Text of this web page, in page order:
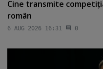
Cine transmite
român
6 AUG 2026 16:31 0